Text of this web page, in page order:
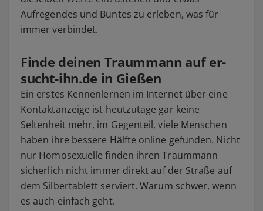
Aufregendes und Buntes zu erleben, was für
immer verbindet.
Finde deinen Traummann aufer-
sucht-ihn.de in Gießen
Ein erstes Kennenlernen im Internet über eine
Kontaktanzeige ist heutzutage gar keine
Seltenheit mehr, im Gegenteil, viele Menschen
haben ihre bessere Hälfte online gefunden. Nicht
nur Homosexuelle finden ihren Traummann
sicherlich nicht immer direkt auf der Straße auf
dem Silbertablett serviert. Warum schwer, wenn
es auch einfach geht.